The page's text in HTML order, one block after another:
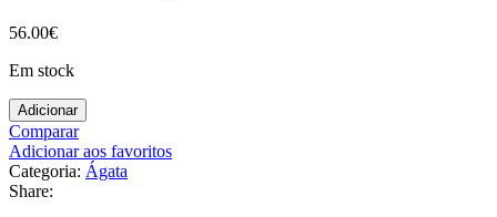
56.00€
Em stock
Adicionar
Comparar
Adicionar aos favoritos
Categoria: Ágata
Share: